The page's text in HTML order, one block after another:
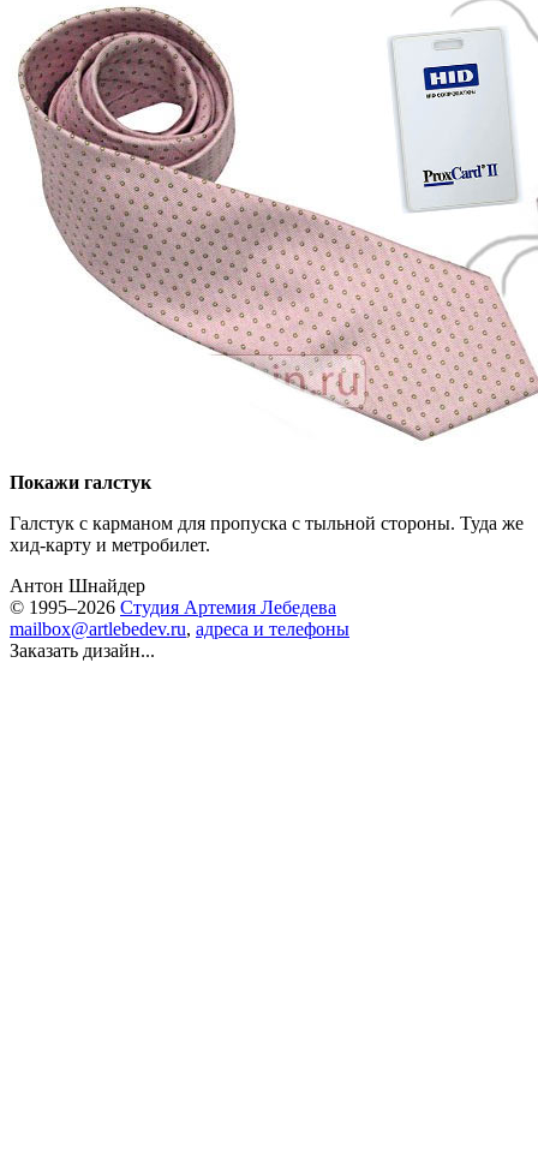
Покажи галстук
Галстук с карманом для пропуска с тыльной стороны. Туда же
хид-карту и метробилет.
Антон Шнайдер
© 1995–2026 Студия Артемия Лебедева
mailbox@artlebedev.ru, адреса и телефоны
Заказать дизайн...